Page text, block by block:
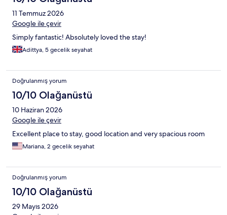
11 Temmuz 2026
Google ile çevir
Simply fantastic! Absolutely loved the stay!
Adittya, 5 gecelik seyahat
Doğrulanmış yorum
10/10 Olağanüstü
10 Haziran 2026
Google ile çevir
Excellent place to stay, good location and very spacious room
Mariana, 2 gecelik seyahat
Doğrulanmış yorum
10/10 Olağanüstü
29 Mayıs 2026